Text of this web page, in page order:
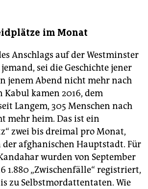
im Monat
Anschlags auf der Westminster
sei die Geschichte jener
jenem Abend nicht mehr nach
Kabul kamen 2016, dem
Langem, 305 Menschen nach
mehr heim. Das ist ein
zwei bis dreimal pro Monat,
afghanischen Hauptstadt. Für
wurden von September
1.880 „Zwischenfälle“ registriert,
zu Selbstmordattentaten. Wie